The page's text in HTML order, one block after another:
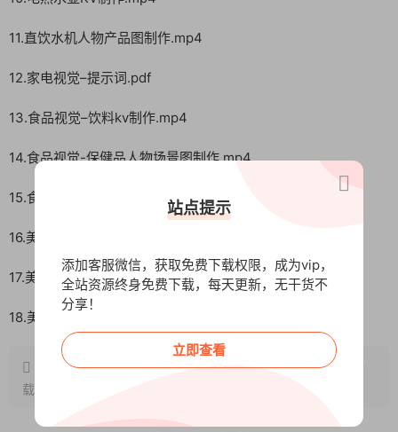
11.直饮水机人物产品图制作.mp4
12.家电视觉–提示词.pdf
13.食品视觉–饮料kv制作.mp4
14.食品视觉-保健品人物场景图制作.mp4
15.食品视觉-提示词.pdf
16.美妆视觉–科技感风格护肤品.mp4
17.美妆视觉–模特局部与产品展示.mp4
18.美妆视觉–提示词.pdf
原文链接：http://www.wangxunke.cn/ds/10254.html
，转
载请注明出处~~~
站点提示
添加客服微信，获取免费下载权限，成为vip，
全站资源终身免费下载，每天更新，无干货不
分享！
立即查看